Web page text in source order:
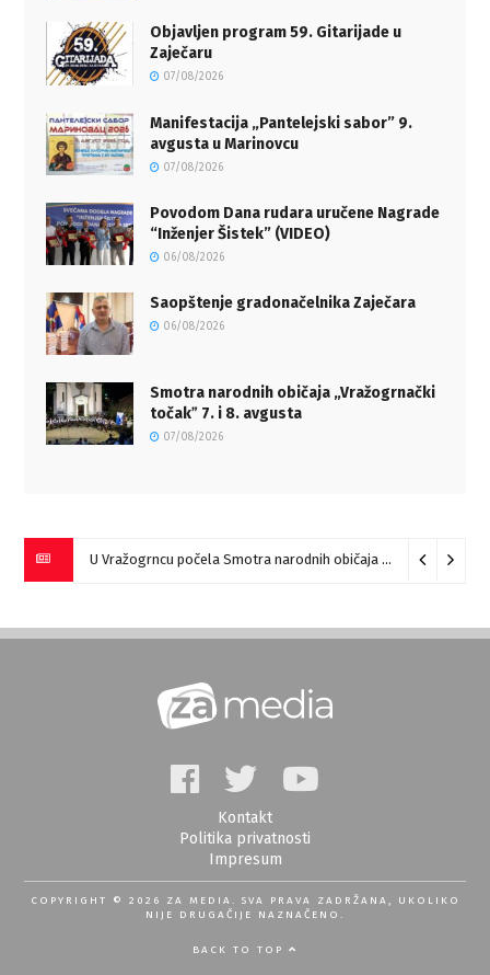
Objavljen program 59. Gitarijade u
Zaječaru
07/08/2026
Manifestacija „Pantelejski sabor” 9.
avgusta u Marinovcu
07/08/2026
Povodom Dana rudara uručene Nagrade
“Inženjer Šistek” (VIDEO)
06/08/2026
Saopštenje gradonačelnika Zaječara
06/08/2026
Smotra narodnih običaja „Vražogrnački
točakˮ 7. i 8. avgusta
07/08/2026
U Vražogrncu počela Smotra narodnih običaja „Vražogrnački točak“
Kontakt
Politika privatnosti
Impresum
COPYRIGHT © 2026 ZA MEDIA. SVA PRAVA ZADRŽANA, UKOLIKO
NIJE DRUGAČIJE NAZNAČENO.
BACK TO TOP